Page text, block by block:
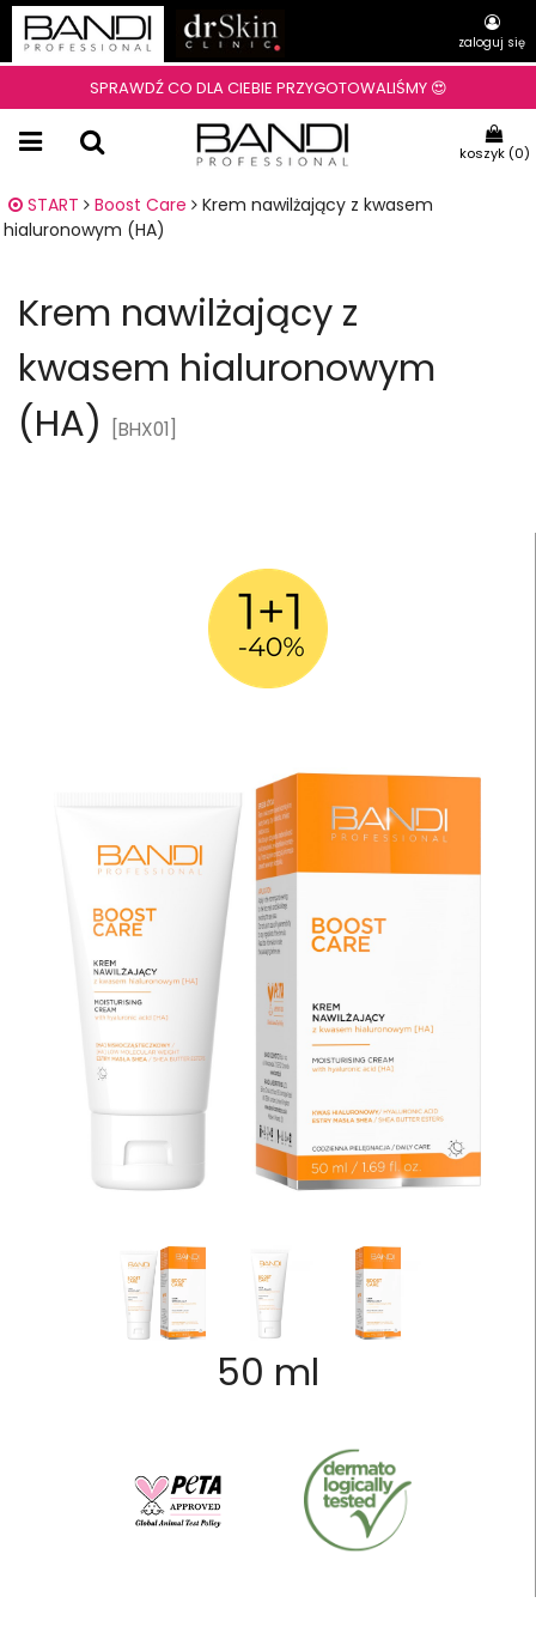
zaloguj się
SPRAWDŹ CO DLA CIEBIE PRZYGOTOWALIŚMY 😍
koszyk (0)
START Boost Care
Krem nawilżający z kwasem
hialuronowym (HA)
Krem nawilżający z
kwasem hialuronowym
(HA)
[BHX01]
50 ml